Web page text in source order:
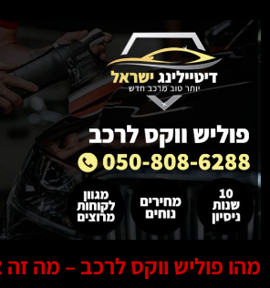
פוליש ווקס לרכב – מה זה